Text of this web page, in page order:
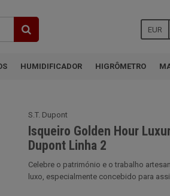
EUR
HUMIDIFICADOR HIGRÔMETRO
S.T. Dupont
Isqueiro Golden Hour
Dupont Linha 2
Celebre o património e o trabalho
luxo, especialmente concebido para